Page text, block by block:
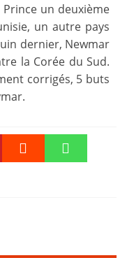
un deuxième
un autre pays
dernier, Newmar
la Corée du Sud.
corrigés, 5 buts